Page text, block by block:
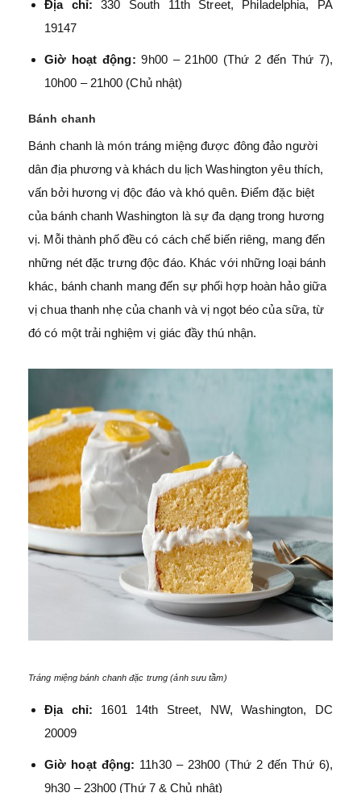
Địa chỉ:
330 South 11th Street, Philadelphia, PA
19147
Giờ hoạt động: 9h00 – 21h00 (Thứ 2 đến Thứ 7),
10h00 – 21h00 (Chủ nhật)
Bánh chanh
Bánh chanh là món tráng miệng được đông đảo người
dân địa phương và khách du lịch Washington yêu thích,
vấn bởi hương vị độc đáo và khó quên. Điểm đặc biệt
của bánh chanh Washington là sự đa dạng trong hương
vị. Mỗi thành phố đều có cách chế biến riêng, mang đến
những nét đặc trưng độc đáo. Khác với những loại bánh
khác, bánh chanh mang đến sự phối hợp hoàn hảo giữa
vị chua thanh nhẹ của chanh và vị ngọt béo của sữa, từ
đó có một trải nghiệm vị giác đầy thú nhận.
Tráng miệng bánh chanh đặc trưng (ảnh sưu tầm)
Địa chỉ:
1601 14th Street, NW, Washington, DC
20009
Giờ hoạt động: 11h30 – 23h00 (Thứ 2 đến Thứ 6),
9h30 – 23h00 (Thứ 7 & Chủ nhật)